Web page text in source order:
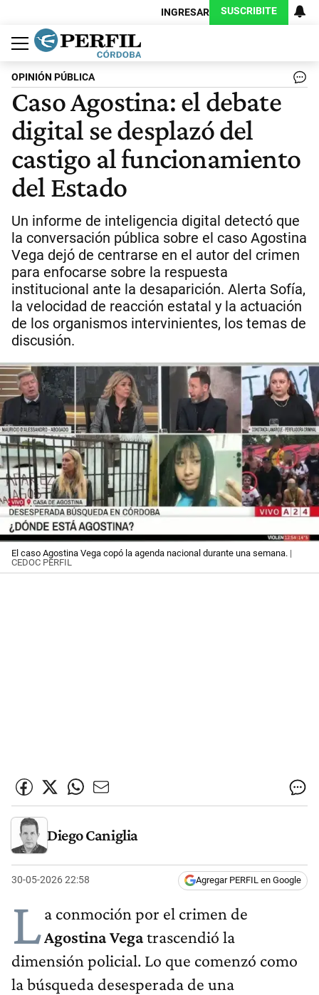
INGRESAR SUSCRIBITE
Política
Economía
Judiciales
Sociedad
Cultura
Espectáculos
Deportes
Protagonistas
OPINIÓN PÚBLICA
Caso Agostina: el debate
digital se desplazó del
castigo al funcionamiento
del Estado
Un informe de inteligencia digital detectó que
la conversación pública sobre el caso Agostina
Vega dejó de centrarse en el autor del crimen
para enfocarse sobre la respuesta
institucional ante la desaparición. Alerta Sofía,
la velocidad de reacción estatal y la actuación
de los organismos intervinientes, los temas de
discusión.
El caso Agostina Vega copó la agenda nacional durante una semana. |
CEDOC PERFIL
Diego Caniglia
30-05-2026 22:58 Agregar PERFIL en Google
La conmoción por el crimen de
Agostina Vegatrascendió la
dimensión policial. Lo que comenzó como
la búsqueda desesperada de una